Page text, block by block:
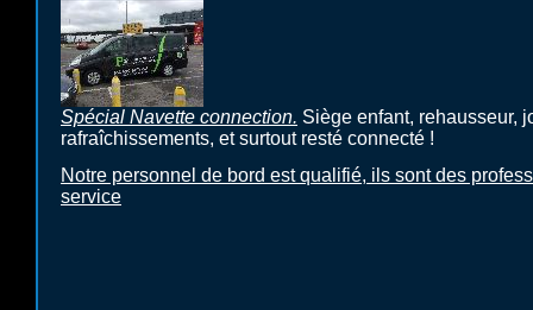
Spécial Navette connection. Siège enfant, rehausseur,
rafraîchissements, et surtout resté connecté !
Notre personnel de bord est qualifié, ils sont des
service